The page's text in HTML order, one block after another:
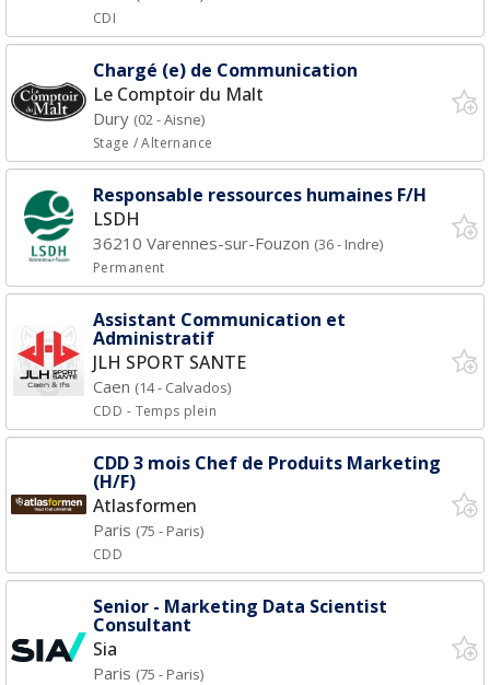
CDI
Chargé (e) de Communication
Le Comptoir du Malt
Dury (02 - Aisne)
Stage / Alternance
Responsable ressources humaines F/H
LSDH
36210 Varennes-sur-Fouzon (36 - Indre)
Permanent
Assistant Communication et
Administratif
JLH SPORT SANTE
Caen (14 - Calvados)
CDD - Temps plein
CDD 3 mois Chef de Produits Marketing
(H/F)
Atlasformen
Paris (75 - Paris)
CDD
Senior - Marketing Data Scientist
Consultant
Sia
Paris (75 - Paris)